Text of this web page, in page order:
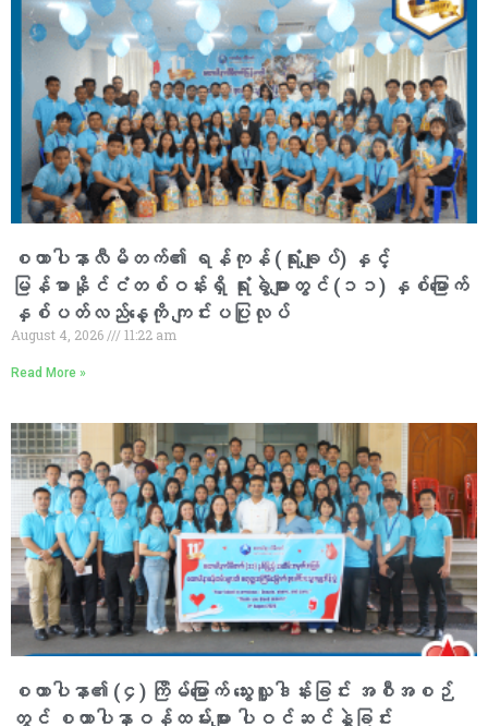
စထာပါနာလီမိတက်၏ ရန်ကုန် (ရုံးချုပ်) နှင့်
မြန်မာနိုင်ငံတစ်ဝန်းရှိ ရုံးခွဲများတွင် (၁၁) နှစ်မြောက်
နှစ်ပတ်လည်နေ့ကို ကျင်းပပြုလုပ်
August 4, 2026 11:22 am
Read More »
စထာပါနာ၏ (၄) ကြိမ်မြောက် သွေးလှူဒါန်းခြင်း အစီအစဉ်
တွင် စထာပါနာဝန်ထမ်းများ ပါဝင်ဆင်နွှဲခြင်း